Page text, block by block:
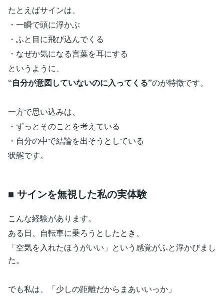
たとえばサインは、
・一瞬で頭に浮かぶ
・ふと目に飛び込んでくる
・なぜか気になる言葉を耳にする
というように、
“自分が意図していないのに入ってくる”のが特徴です。
一方で思い込みは、
・ずっとそのことを考えている
・自分の中で結論を出そうとしている
状態です。
■ サインを無視した私の実体験
こんな経験があります。
ある日、自転車に乗ろうとしたとき、
「空気を入れたほうがいい」という感覚がふと浮かびまし
た。
でも私は、「少しの距離だからまあいいっか」